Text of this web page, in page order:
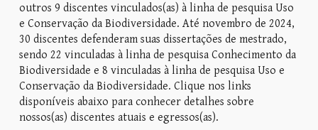
outros 9 discentesvinculados(as) à linha de pesquisa Uso
e Conservação da Biodiversidade.Até novembro de 2024,
30discentes defenderam suas dissertações de mestrado,
sendo 22 vinculadas à linha de pesquisa Conhecimento da
Biodiversidade e 8 vinculadas à linha de pesquisa Uso e
Conservação da Biodiversidade. Clique nos links
disponíveis abaixo para conhecer detalhes sobre
nossos(as) discentes atuais e egressos(as).